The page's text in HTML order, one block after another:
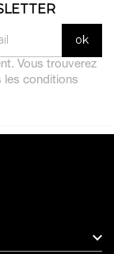
Vous trouverez
les conditions
